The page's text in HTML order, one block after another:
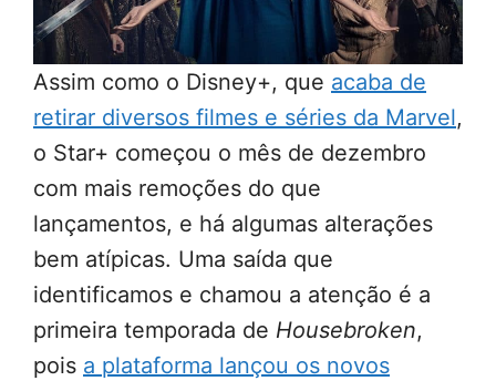
Assim como o Disney+, que acaba de
retirar diversos filmes e séries da Marvel,
o Star+ começou o mês de dezembro
com mais remoções do que
lançamentos, e há algumas alterações
bem atípicas. Uma saída que
identificamos e chamou a atenção é a
primeira temporada de Housebroken,
pois a plataforma lançou os novos